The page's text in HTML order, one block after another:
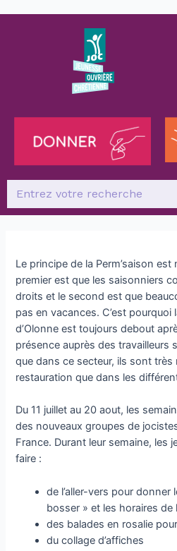
Le principe de la Perm’saison
premier est que les saisonniers
droits et le second est que
pas en vacances. C’est pourquoi
d’Olonne est toujours debout
présence auprès des travailleurs
que dans ce secteur, ils sont
restauration que dans les
Du 11 juillet au 20 aout, les
des nouveaux groupes de
France. Durant leur semaine, les
faire :
de l’aller-vers pour donner
bosser » et les horaires de
des balades en rosalie
du collage d’affiches